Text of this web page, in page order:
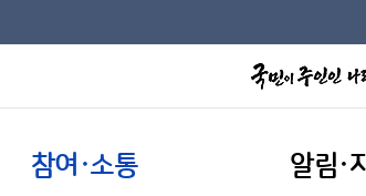
참여·소통 알림·